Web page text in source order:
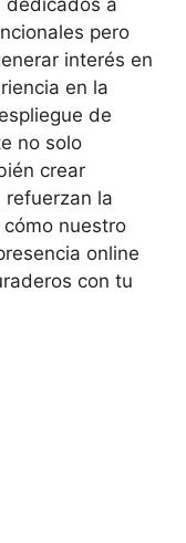
dedicados a
pero
interés en
en la
de
no solo
crear
refuerzan la
nuestro
online
con tu